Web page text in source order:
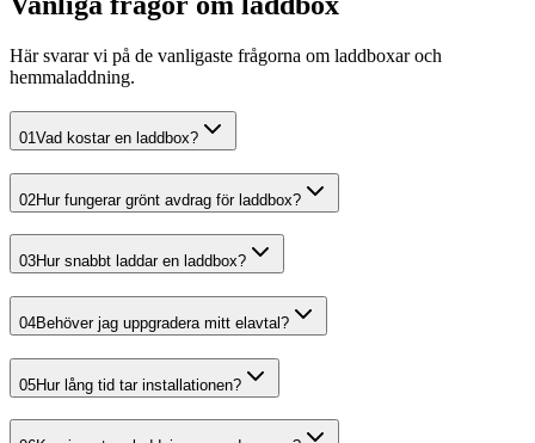
Här svarar vi på de vanligaste frågorna om laddboxar och
hemmaladdning.
01 Vad kostar en laddbox?
02Hur fungerar grönt avdrag för laddbox?
03Hur snabbt laddar en laddbox?
04Behöver jag uppgradera mitt elavtal?
05Hur lång tid tar installationen?